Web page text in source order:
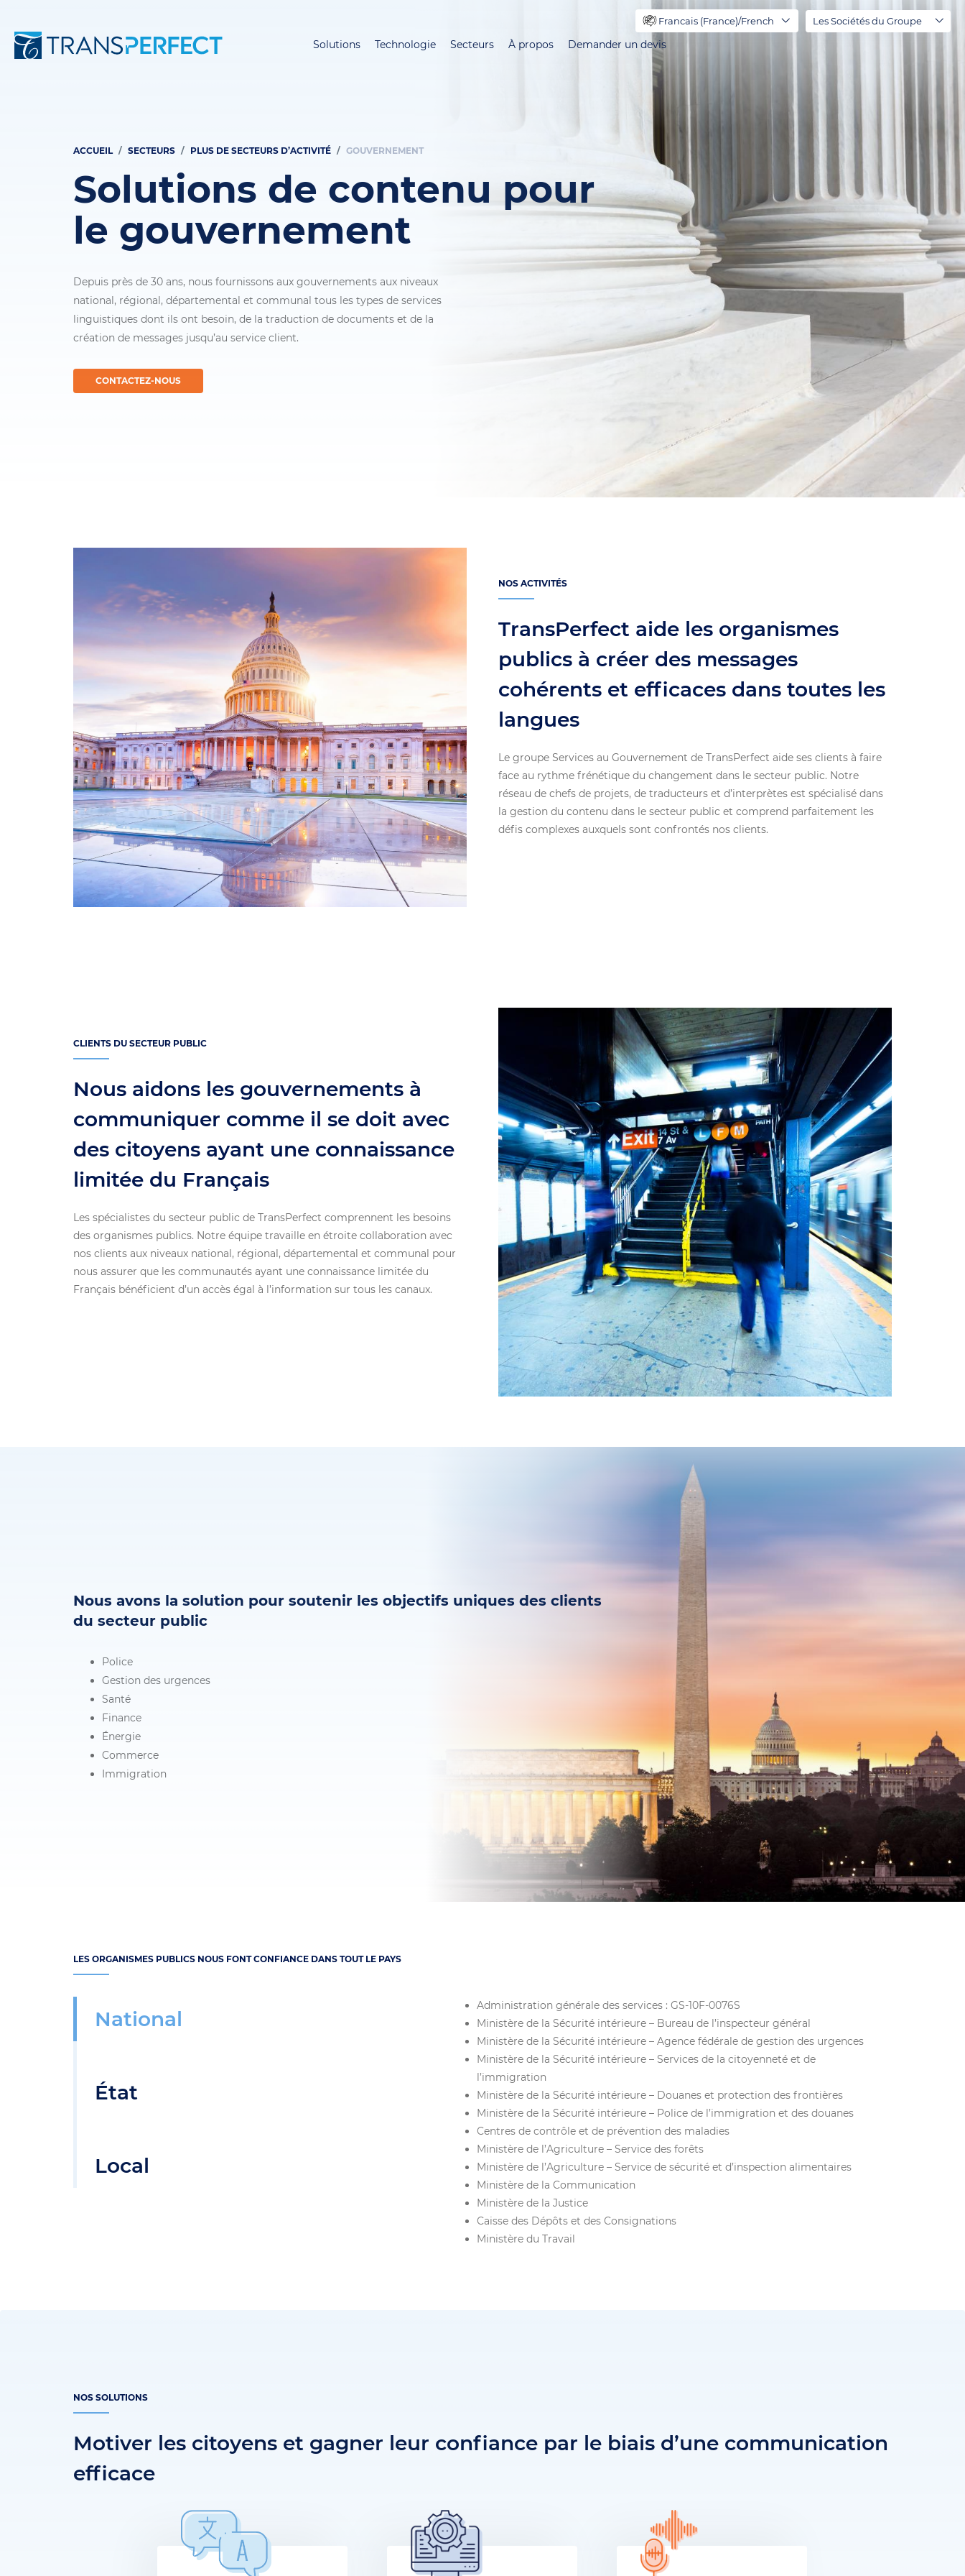
contenu
Solutions Technologie Secteurs À propos Demander un devis
Francais (France)/French Les Sociétés du Groupe
Fil
d'Ariane
ACCUEIL SECTEURS PLUS DE SECTEURS D’ACTIVITÉ GOUVERNEMENT
Solutions de contenu pour
le gouvernement
Depuis près de 30 ans, nous fournissons aux gouvernements aux niveaux
national, régional, départemental et communal tous les types de services
linguistiques dont ils ont besoin, de la traduction de documents et de la
création de messages jusqu’au service client.
CONTACTEZ-NOUS
NOS ACTIVITÉS
TransPerfect aide les organismes
publics à créer des messages
cohérents et efficaces dans toutes les
langues
Le groupe Services au Gouvernement de TransPerfect aide ses clients à faire
face au rythme frénétique du changement dans le secteur public. Notre
réseau de chefs de projets, de traducteurs et d’interprètes est spécialisé dans
la gestion du contenu dans le secteur public et comprend parfaitement les
défis complexes auxquels sont confrontés nos clients.
CLIENTS DU SECTEUR PUBLIC
Nous aidons les gouvernements à
communiquer comme il se doit avec
des citoyens ayant une connaissance
limitée du Français
Les spécialistes du secteur public de TransPerfect comprennent les besoins
des organismes publics. Notre équipe travaille en étroite collaboration avec
nos clients aux niveaux national, régional, départemental et communal pour
nous assurer que les communautés ayant une connaissance limitée du
Français bénéficient d’un accès égal à l’information sur tous les canaux.
Nous avons la solution pour soutenir les objectifs uniques des clients
du secteur public
Police
Gestion des urgences
Santé
Finance
Énergie
Commerce
Immigration
LES ORGANISMES PUBLICS NOUS FONT CONFIANCE DANS TOUT LE PAYS
National
État
Local
Administration générale des services : GS-10F-0076S
Ministère de la Sécurité intérieure – Bureau de l’inspecteur général
Ministère de la Sécurité intérieure – Agence fédérale de gestion des urgences
Ministère de la Sécurité intérieure – Services de la citoyenneté et de
l’immigration
Ministère de la Sécurité intérieure – Douanes et protection des frontières
Ministère de la Sécurité intérieure – Police de l’immigration et des douanes
Centres de contrôle et de prévention des maladies
Ministère de l’Agriculture – Service des forêts
Ministère de l’Agriculture – Service de sécurité et d’inspection alimentaires
Ministère de la Communication
Ministère de la Justice
Caisse des Dépôts et des Consignations
Ministère du Travail
NOS SOLUTIONS
Motiver les citoyens et gagner leur confiance par le biais d’une communication
efficace